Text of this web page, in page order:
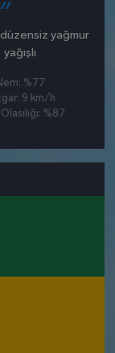
yağmur
yağışlı
%77
9 km/h
%87